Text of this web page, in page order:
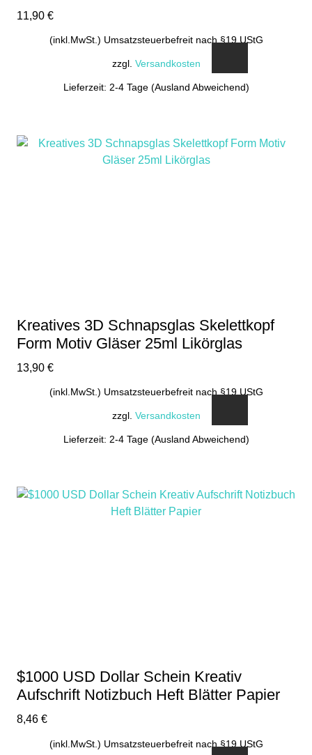
11,90 €
(inkl.MwSt.) Umsatzsteuerbefreit nach §19 UStG
zzgl. Versandkosten
Lieferzeit: 2-4 Tage (Ausland Abweichend)
Kreatives 3D Schnapsglas Skelettkopf
Form Motiv Gläser 25ml Likörglas
13,90 €
(inkl.MwSt.) Umsatzsteuerbefreit nach §19 UStG
zzgl. Versandkosten
Lieferzeit: 2-4 Tage (Ausland Abweichend)
$1000 USD Dollar Schein Kreativ
Aufschrift Notizbuch Heft Blätter Papier
8,46 €
(inkl.MwSt.) Umsatzsteuerbefreit nach §19 UStG